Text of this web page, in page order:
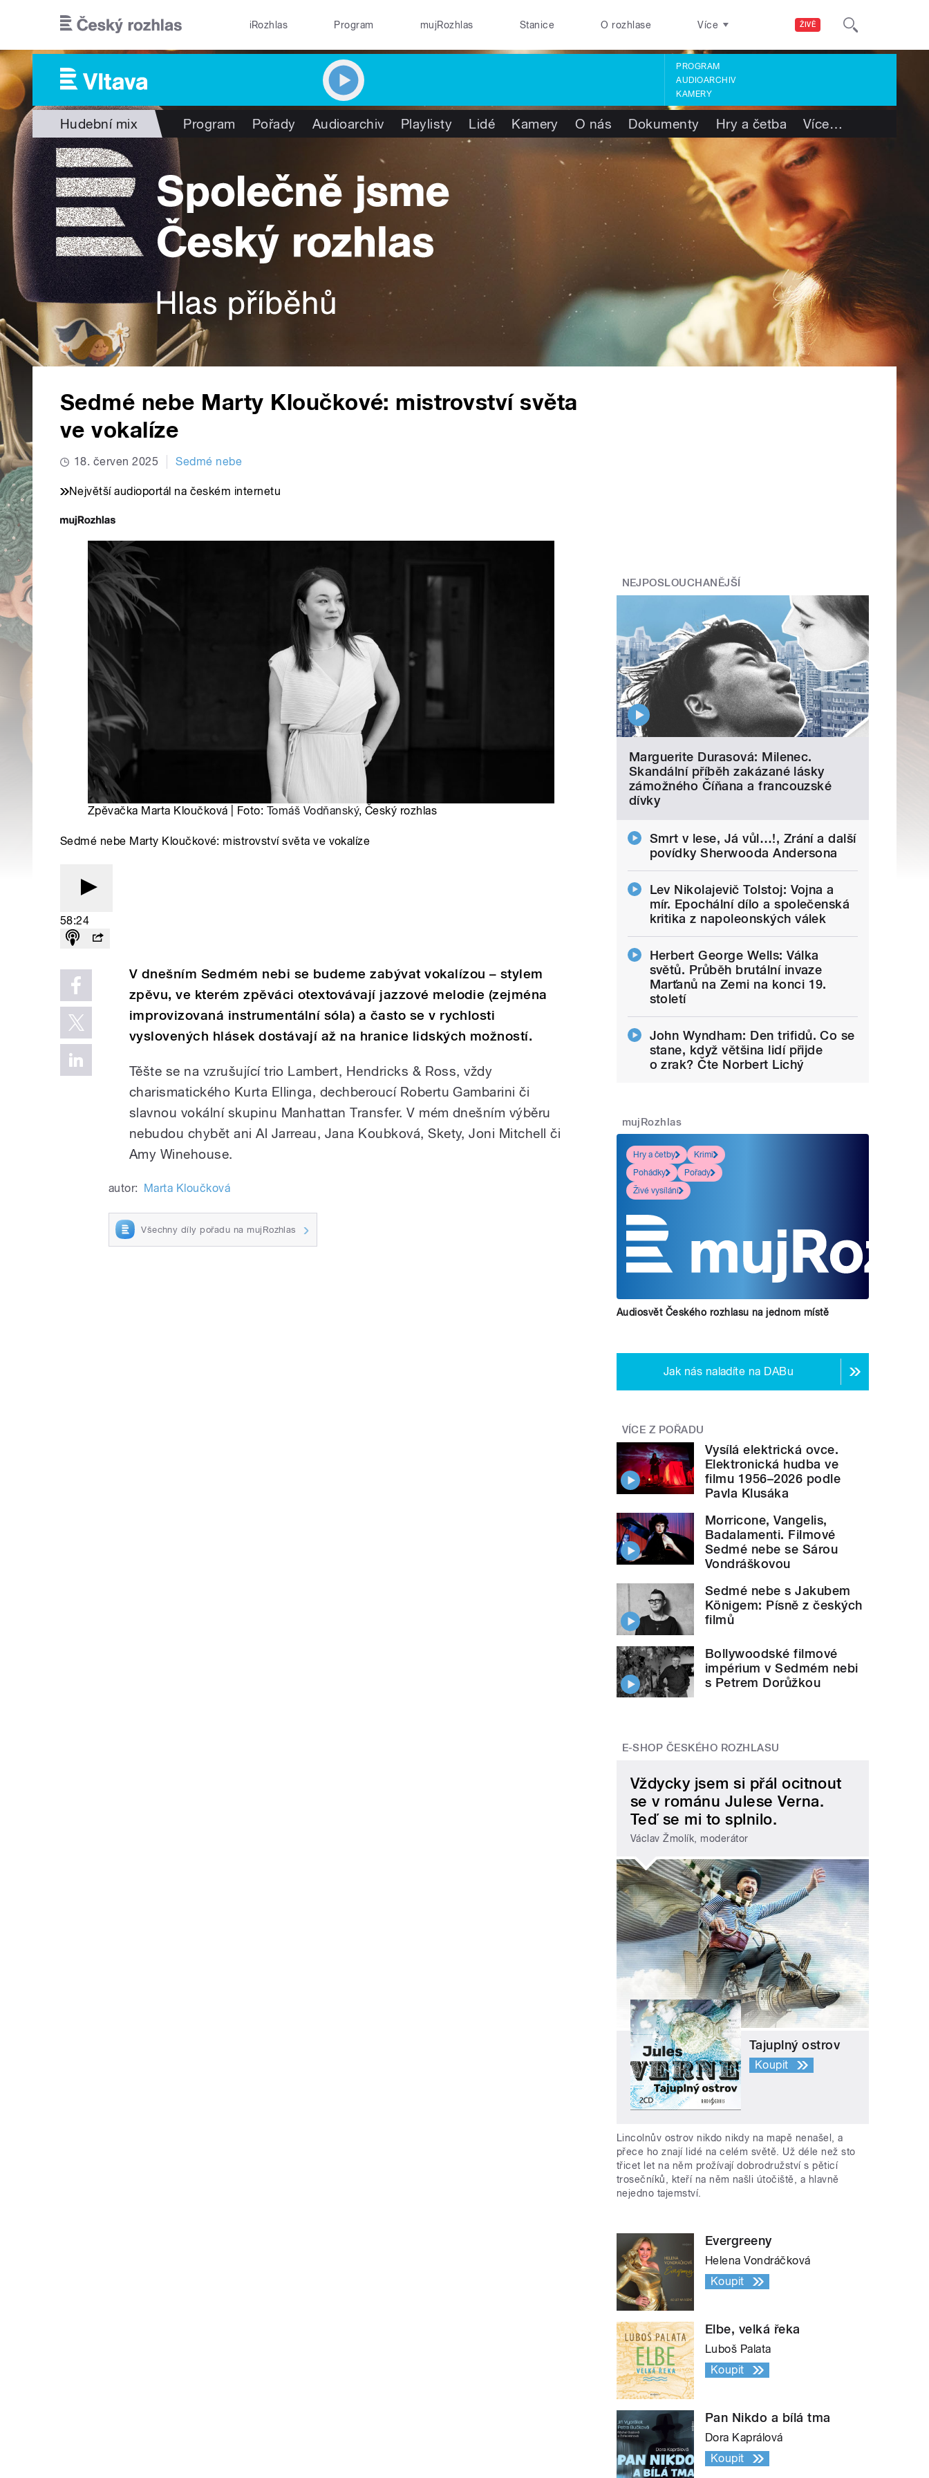
ŽIVĚ
iRozhlas Program mujRozhlas Stanice O rozhlase Více
PROGRAM
AUDIOARCHIV
KAMERY
Hudební mix Program Pořady Audioarchiv Playlisty Lidé Kamery O nás Dokumenty Hry a četba Více…
Sedmé nebe Marty Kloučkové: mistrovství světa
ve vokalíze
18. červen 2025 Sedmé nebe
Největší audioportál na českém internetu
Zpěvačka Marta Kloučková | Foto: Tomáš Vodňanský, Český rozhlas
Sedmé nebe Marty Kloučkové: mistrovství světa ve vokalíze
58:24
V dnešním Sedmém nebi se budeme zabývat vokalízou – stylem
zpěvu, ve kterém zpěváci otextovávají jazzové melodie (zejména
improvizovaná instrumentální sóla) a často se v rychlosti
vyslovených hlásek dostávají až na hranice lidských možností.
Těšte se na vzrušující trio Lambert, Hendricks & Ross, vždy
charismatického Kurta Ellinga, dechberoucí Robertu Gambarini či
slavnou vokální skupinu Manhattan Transfer. V mém dnešním výběru
nebudou chybět ani Al Jarreau, Jana Koubková, Skety, Joni Mitchell či
Amy Winehouse.
autor: Marta Kloučková
Všechny díly pořadu na mujRozhlas
NEJPOSLOUCHANĚJŠÍ
Marguerite Durasová: Milenec.
Skandální příběh zakázané lásky
zámožného Číňana a francouzské
dívky
Smrt v lese, Já vůl…!, Zrání a další
povídky Sherwooda Andersona
Lev Nikolajevič Tolstoj: Vojna a
mír. Epochální dílo a společenská
kritika z napoleonských válek
Herbert George Wells: Válka
světů. Průběh brutální invaze
Marťanů na Zemi na konci 19.
století
John Wyndham: Den trifidů. Co se
stane, když většina lidí přijde
o zrak? Čte Norbert Lichý
mujRozhlas
Hry a četby
Krimi
Pohádky
Pořady
Živé vysílání
Audiosvět Českého rozhlasu na jednom místě
Jak nás naladíte na DABu
VÍCE Z POŘADU
Vysílá elektrická ovce.
Elektronická hudba ve
filmu 1956–2026 podle
Pavla Klusáka
Morricone, Vangelis,
Badalamenti. Filmové
Sedmé nebe se Sárou
Vondráškovou
Sedmé nebe s Jakubem
Königem: Písně z českých
filmů
Bollywoodské filmové
impérium v Sedmém nebi
s Petrem Dorůžkou
E-SHOP ČESKÉHO ROZHLASU
Vždycky jsem si přál ocitnout
se v románu Julese Verna.
Teď se mi to splnilo.
Václav Žmolík, moderátor
Tajuplný ostrov
Koupit
Lincolnův ostrov nikdo nikdy na mapě nenašel, a
přece ho znají lidé na celém světě. Už déle než sto
třicet let na něm prožívají dobrodružství s pěticí
trosečníků, kteří na něm našli útočiště, a hlavně
nejedno tajemství.
Evergreeny
Helena Vondráčková
Koupit
Elbe, velká řeka
Luboš Palata
Koupit
Pan Nikdo a bílá tma
Dora Kaprálová
Koupit